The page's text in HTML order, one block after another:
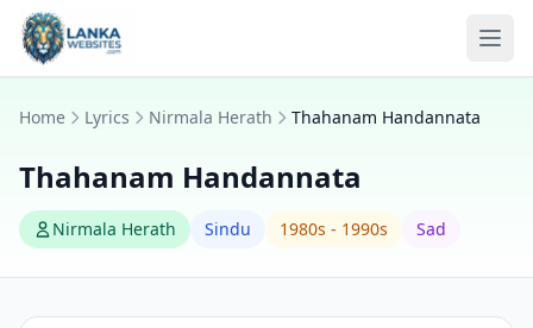
Skip to content
Home Lyrics Nirmala Herath Thahanam Handannata
Thahanam Handannata
Nirmala Herath Sindu 1980s - 1990s Sad